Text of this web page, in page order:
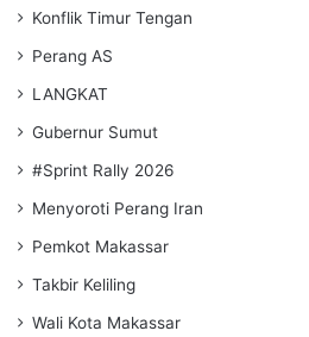
Konflik Timur Tengan
Perang AS
LANGKAT
Gubernur Sumut
#Sprint Rally 2026
Menyoroti Perang Iran
Pemkot Makassar
Takbir Keliling
Wali Kota Makassar